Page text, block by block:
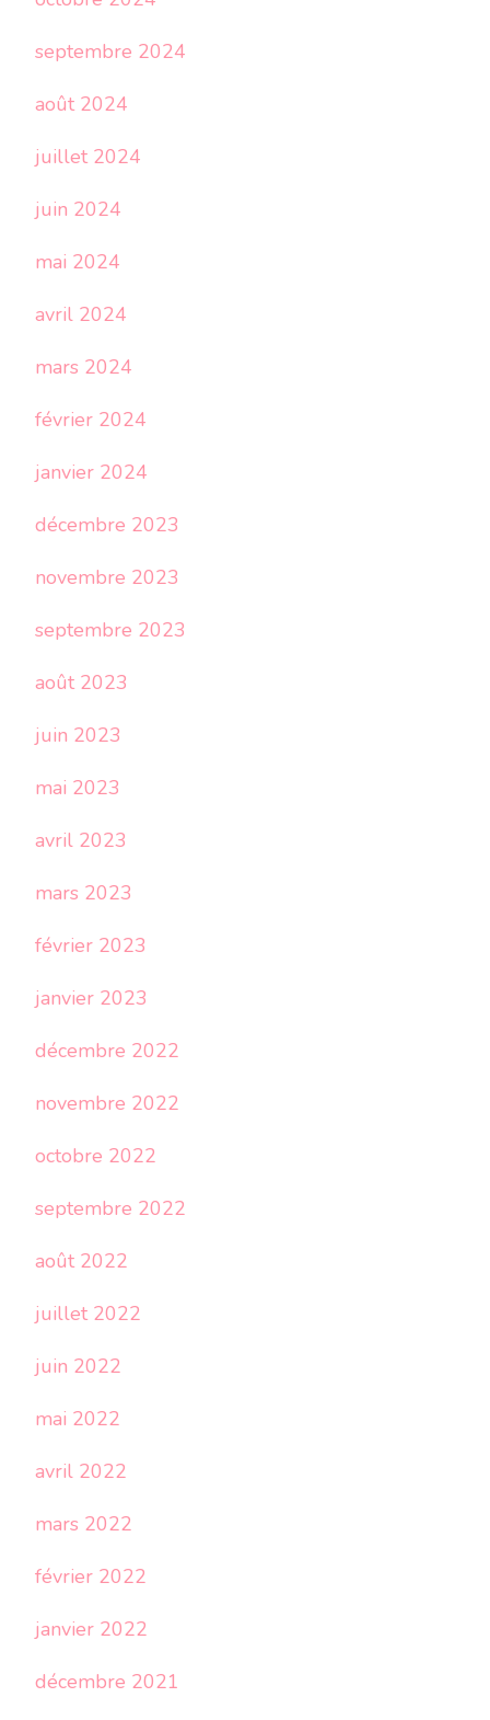
septembre 2024
août 2024
juillet 2024
juin 2024
mai 2024
avril 2024
mars 2024
février 2024
janvier 2024
décembre 2023
novembre 2023
septembre 2023
août 2023
juin 2023
mai 2023
avril 2023
mars 2023
février 2023
janvier 2023
décembre 2022
novembre 2022
octobre 2022
septembre 2022
août 2022
juillet 2022
juin 2022
mai 2022
avril 2022
mars 2022
février 2022
janvier 2022
décembre 2021